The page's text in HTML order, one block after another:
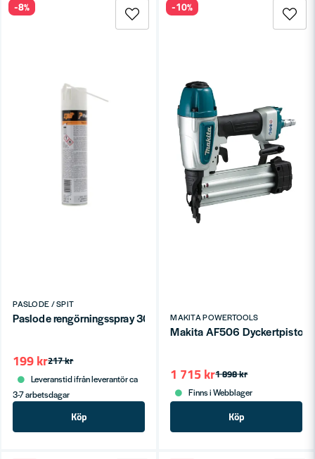
PASLODE / SPIT
Paslode rengörningsspray 300ml
217 kr
199 kr
Leveranstid ifrån leverantör ca
3-7 arbetsdagar
Köp
-8%
MAKITA POWERTOOLS
Makita AF506 Dyckertpistol
1 898 kr
1 715 kr
Finns i Webblager
Köp
-10%